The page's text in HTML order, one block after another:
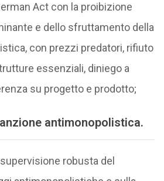
Act con la proibizione
e dello sfruttamento della
con prezzi predatori, rifiuto
essenziali, diniego a
su progetto e prodotto;
antimonopolistica.
robusta del